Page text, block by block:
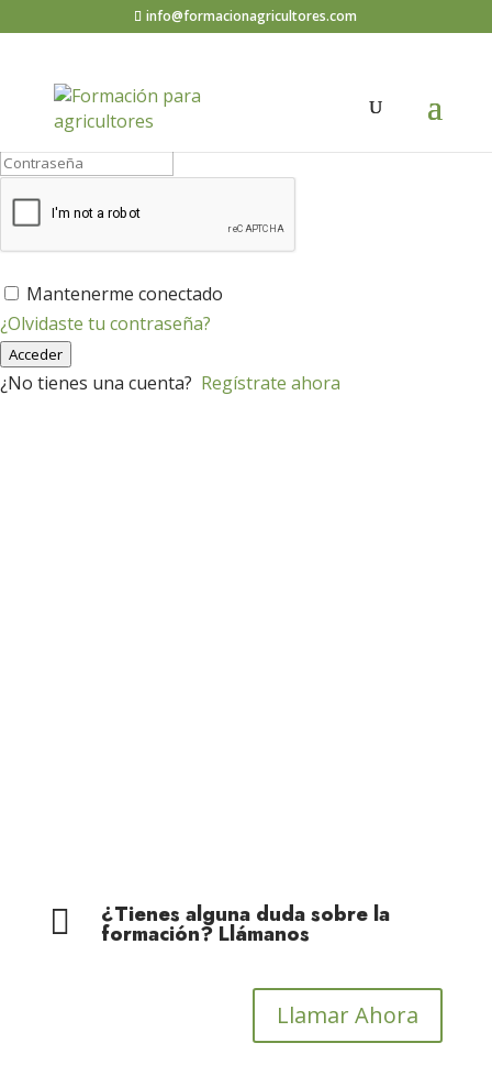
info@formacionagricultores.com
¡Hola, bienvenido de nuevo!
Mantenerme conectado
¿Olvidaste tu contraseña?
Acceder
¿No tienes una cuenta? Regístrate ahora
 ¿Tienes alguna duda sobre la
formación? Llámanos
Llamar Ahora